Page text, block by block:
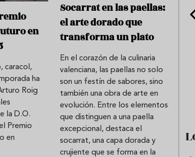
en
caracol,
ha
Roig
la D.O.
Premio
en
Socarrat en las paellas:
el arte dorado que
transforma un plato
En el corazón de la culinaria
valenciana, las paellas no solo
son un festín de sabores, sino
también una obra de arte en
evolución. Entre los elementos
que distinguen a una paella
excepcional, destaca el
socarrat, una capa dorada y
crujiente que se forma en la
el plato
todo el
Cinco cremas frías de verduras
que querrás repetir todo agosto